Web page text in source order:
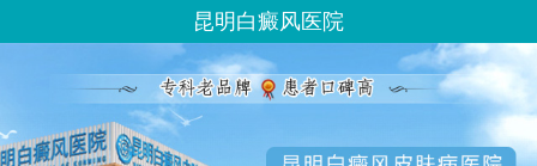
昆明白癜风医院